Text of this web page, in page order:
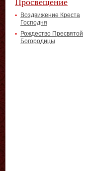
Воздвижение Креста
Господня
Рождество Пресвятой
Богородицы